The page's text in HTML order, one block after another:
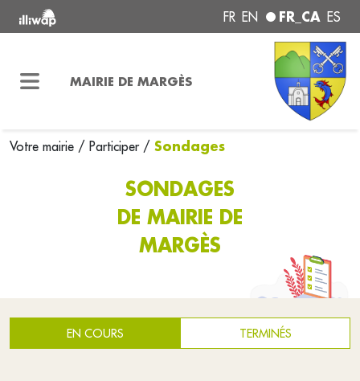
FR EN FR_CA ES
MAIRIE DE MARGÈS
Votre mairie / Participer/ Sondages
SONDAGES
DE MAIRIE DE
MARGÈS
EN COURS TERMINÉS